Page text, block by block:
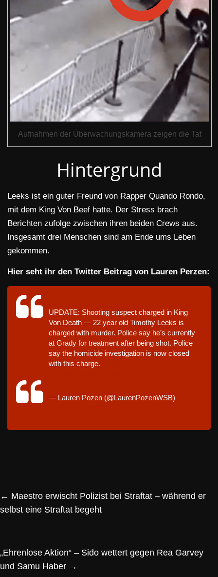
Aufnahmen der Überwachungskamera zeigen die Tat
Hintergrund
Leeks ist ein guter Freund von Rapper Quando Rondo,
mit dem King Von Beef hatte. Der Stress brach
Berichten zufolge zwischen ihren beiden Crews aus.
Insgesamt drei Menschen sind am Ende ums Leben
gekommen.
Hier seht ihr den Twitter Beitrag von Lauren Perzen:
UPDATE: Shooting suspect charged in King
Von Death — 22 year old Timothy Leeks is
charged with murder. Police say he’s currently
at Grady for treatment after being shot. Police
say the homicide investigation is now closed
with this charge.
— Lauren Pozen (@LaurenPozenWSB)
← Maestro erwischt Polizist bei Straftat – während er
selbst eine Straftat begeht
„Ehrenlose Aktion“ – Sido wettert gegen Rea Garvey
und Samu Haber →